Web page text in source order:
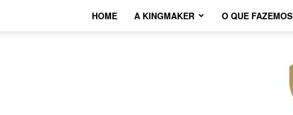
HOME A KINGMAKER O QUE FAZEMOS